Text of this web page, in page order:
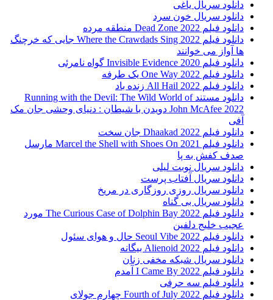
دانلود سریال یاغی
دانلود سریال خون سرد
دانلود فیلم 2022 Dead Zone منطقه مرده
دانلود فیلم Where the Crawdads Sing 2022 جایی که خرچنگ
ها آواز می خوانند
دانلود فیلم 2020 Invisible Evidence گواه نامرئی
دانلود فیلم One Way 2022 یک طرفه
دانلود فیلم All Hail 2022 زنده باد
دانلود مستند Running with the Devil: The Wild World of
John McAfee 2022 دویدن با شیطان : دنیای وحشی جان مک
آفی
دانلود فیلم Dhaakad 2022 جان سخت
دانلود فیلم Marcel the Shell with Shoes On 2021 مارسل
صدف کفش به پا
دانلود سریال نوبت لیلی
دانلود سریال آفتاب پرست
دانلود سریال روزی روزگاری در مریخ
دانلود سریال بی گناه
دانلود فیلم The Curious Case of Dolphin Bay 2022 مورد
عجیب خلیج دلفین
دانلود فیلم Seoul Vibe 2022 حال و هوای سئول
دانلود فیلم Alienoid 2022 بیگانه
دانلود سریال شبکه مخفی زنان
دانلود فیلم I Came By 2022 آمدم
دانلود فیلم سه حرفی
دانلود فیلم Fourth of July 2022 چهارم جولای